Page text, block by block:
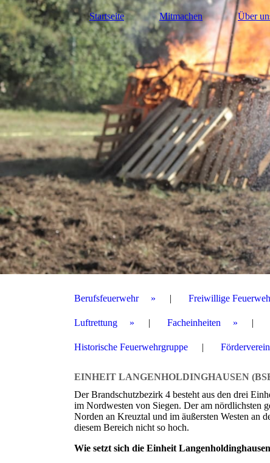
Startseite Mitmachen Über
Berufsfeuerwehr Freiwillige
Luftrettung Facheinheiten
Historische Feuerwehrgruppe
EINHEIT LANGENHOLDINGHAUSEN
Der Brandschutzbezirk 4 besteht aus den drei
im Nordwesten von Siegen. Der am nördlichsten
Norden an Kreuztal und im äußersten Westen an
diesem Bereich nicht so hoch.
Wie setzt sich die Einheit